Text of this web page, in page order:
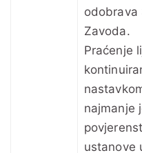
odobrava
Zavoda.
Praćenje
najmanje
ustanove